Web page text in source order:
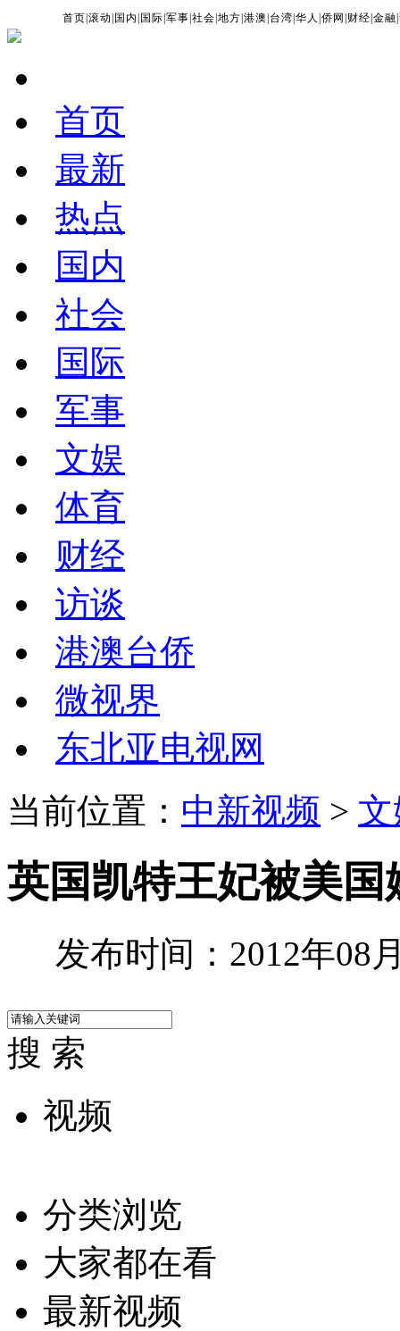
首页 |滚动 国内 国际 |军事 |社会 |地方 |港澳 台湾 |华人 |侨网 财经 |金融 |
首页
最新
热点
国内
社会
国际
军事
文娱
体育
财经
访谈
港澳台侨
微视界
东北亚电视网
当前位置： 中新视频 >
英国凯特王妃被美
发布时间：2012年08
搜 索
视频
分类浏览
大家都在看
最新视频